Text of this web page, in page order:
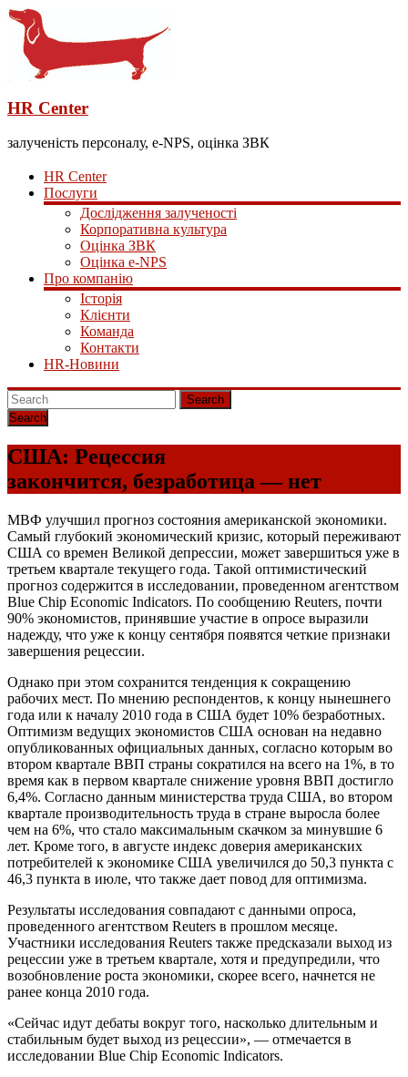
HR Center
залученість персоналу, e-NPS, оцінка ЗВК
HR Center
Послуги
Дослідження залученості
Корпоративна культура
Оцінка ЗВК
Оцінка e-NPS
Про компанію
Історія
Клієнти
Команда
Контакти
HR-Новини
Search
США: Рецессия
закончится, безработица — нет
МВФ улучшил прогноз состояния американской экономики.
Самый глубокий экономический кризис, который переживают
США со времен Великой депрессии, может завершиться уже в
третьем квартале текущего года. Такой оптимистический
прогноз содержится в исследовании, проведенном агентством
Blue Chip Economic Indicators. По сообщению Reuters, почти
90% экономистов, принявшие участие в опросе выразили
надежду, что уже к концу сентября появятся четкие признаки
завершения рецессии.
Однако при этом сохранится тенденция к сокращению
рабочих мест. По мнению респондентов, к концу нынешнего
года или к началу 2010 года в США будет 10% безработных.
Оптимизм ведущих экономистов США основан на недавно
опубликованных официальных данных, согласно которым во
втором квартале ВВП страны сократился на всего на 1%, в то
время как в первом квартале снижение уровня ВВП достигло
6,4%. Согласно данным министерства труда США, во втором
квартале производительность труда в стране выросла более
чем на 6%, что стало максимальным скачком за минувшие 6
лет. Кроме того, в августе индекс доверия американских
потребителей к экономике США увеличился до 50,3 пункта с
46,3 пункта в июле, что также дает повод для оптимизма.
Результаты исследования совпадают с данными опроса,
проведенного агентством Reuters в прошлом месяце.
Участники исследования Reuters также предсказали выход из
рецессии уже в третьем квартале, хотя и предупредили, что
возобновление роста экономики, скорее всего, начнется не
ранее конца 2010 года.
«Сейчас идут дебаты вокруг того, насколько длительным и
стабильным будет выход из рецессии», — отмечается в
исследовании Blue Chip Economic Indicators.